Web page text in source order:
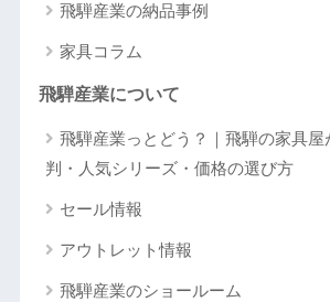
飛騨産業の納品事例
家具コラム
飛騨産業について
飛騨産業っとどう？｜飛騨の家具屋
判・人気シリーズ・価格の選び方
セール情報
アウトレット情報
飛騨産業のショールーム